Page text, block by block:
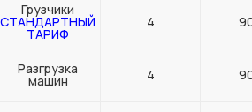
Грузчики
СТАНДАРТНЫЙ
ТАРИФ
4
Разгрузка
машин 4